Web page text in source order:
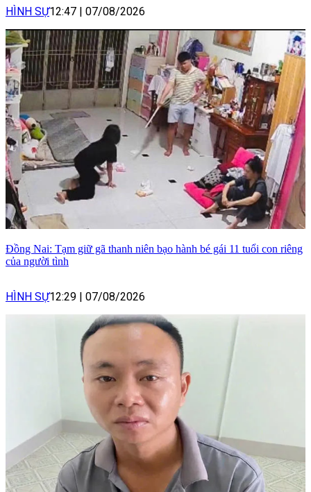
HÌNH SỰ12:47 07/08/2026
Đồng Nai: Tạm giữ gã thanh niên bạo hành bé gái 11 tuổi con riêng
của người tình
HÌNH SỰ12:29 07/08/2026